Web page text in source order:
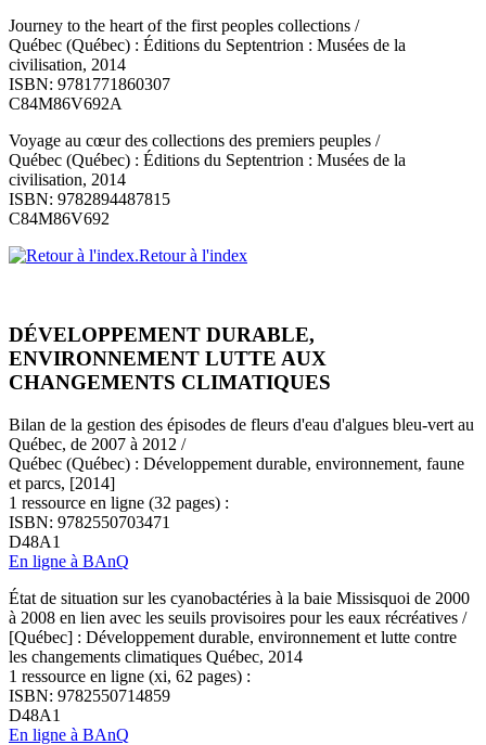
Journey to the heart of the first peoples collections /
Québec (Québec) : Éditions du Septentrion : Musées de la
civilisation, 2014
ISBN: 9781771860307
C84M86V692A
Voyage au cœur des collections des premiers peuples /
Québec (Québec) : Éditions du Septentrion : Musées de la
civilisation, 2014
ISBN: 9782894487815
C84M86V692
Retour à l'index
DÉVELOPPEMENT DURABLE,
ENVIRONNEMENT LUTTE AUX
CHANGEMENTS CLIMATIQUES
Bilan de la gestion des épisodes de fleurs d'eau d'algues bleu-vert au
Québec, de 2007 à 2012 /
Québec (Québec) : Développement durable, environnement, faune
et parcs, [2014]
1 ressource en ligne (32 pages) :
ISBN: 9782550703471
D48A1
En ligne à BAnQ
État de situation sur les cyanobactéries à la baie Missisquoi de 2000
à 2008 en lien avec les seuils provisoires pour les eaux récréatives /
[Québec] : Développement durable, environnement et lutte contre
les changements climatiques Québec, 2014
1 ressource en ligne (xi, 62 pages) :
ISBN: 9782550714859
D48A1
En ligne à BAnQ